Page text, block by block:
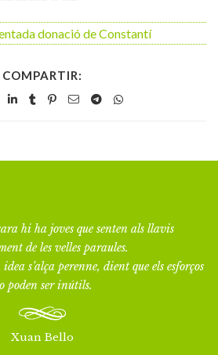
donació de Constantí
COMPARTIR:
hi ha joves que senten als llavis
de les velles paraules.
s’alça perenne, dient que els esforços
poden ser inútils.
Xuan Bello